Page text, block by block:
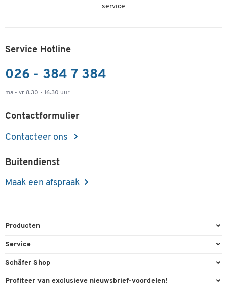
service
Service Hotline
026 - 384 7 384
ma - vr 8.30 - 16.30 uur
Contactformulier
Contacteer ons
Buitendienst
Maak een afspraak
Producten
Kantoorbenodigdheden
Service
Bestelling herroepen
Schäfer Shop
Algemene voorwaarden
Profiteer van exclusieve nieuwsbrief-voordelen!